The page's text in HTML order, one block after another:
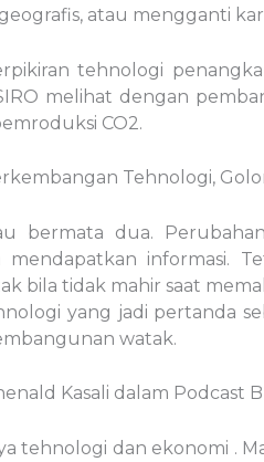
atau mengganti
tehnologi
melihat dengan
CO2.
Tehnologi,
bermata dua.
informasi.
bila tidak mahir saat
yang jadi pertanda
watak.
Kasali dalam Podcast
tehnologi dan ekonomi .